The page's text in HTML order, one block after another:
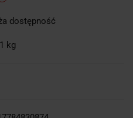
dostępność
kg